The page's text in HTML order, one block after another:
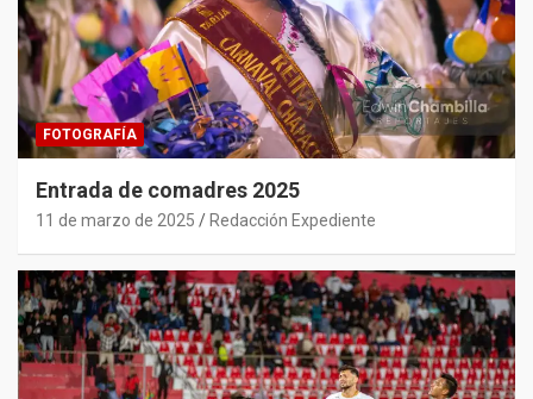
FOTOGRAFÍA
Entrada de comadres 2025
11 de marzo de 2025 Redacción Expediente